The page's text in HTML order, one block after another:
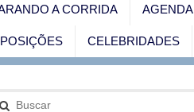
A CORRIDA AGENDA
CELEBRIDADES